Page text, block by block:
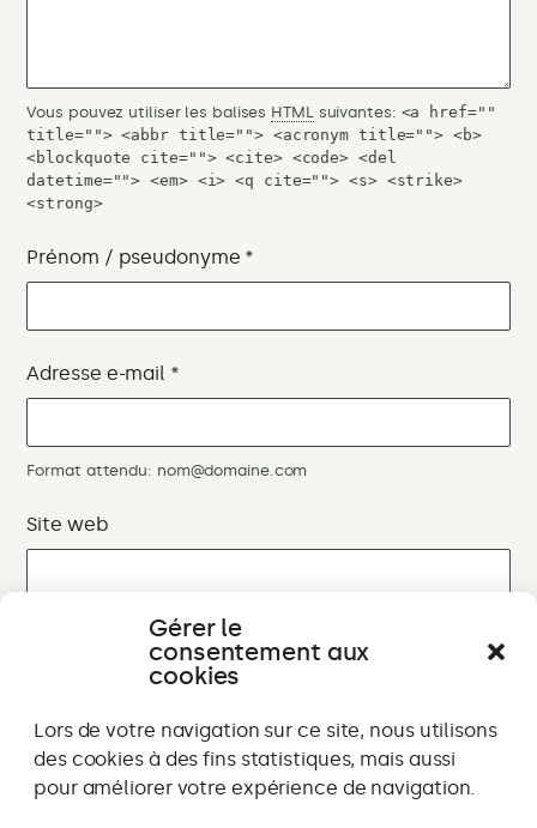
Gérer le
consentement aux
cookies
Lors de votre navigation sur ce site, nous utilisons
des cookies à des fins statistiques, mais aussi
pour améliorer votre expérience de navigation.
Vous pouvez utiliser les balises HTMLsuivantes: <a href=""
title=""> <abbr title=""> <acronym title=""> <b>
<blockquote cite=""> <cite> <code> <del
datetime=""> <em> <i> <q cite=""> <s> <strike>
<strong>
Prénom / pseudonyme *
Adresse e-mail *
Format attendu: nom@domaine.com
Site web